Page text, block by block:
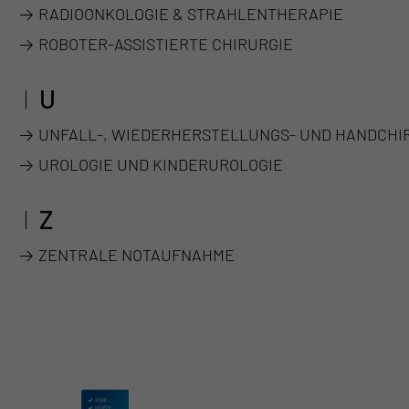
RADIOONKOLOGIE & STRAHLENTHERAPIE
ROBOTER-ASSISTIERTE CHIRURGIE
U
UNFALL-, WIEDERHERSTELLUNGS- UND
UROLOGIE UND KINDERUROLOGIE
Z
ZENTRALE NOTAUFNAHME